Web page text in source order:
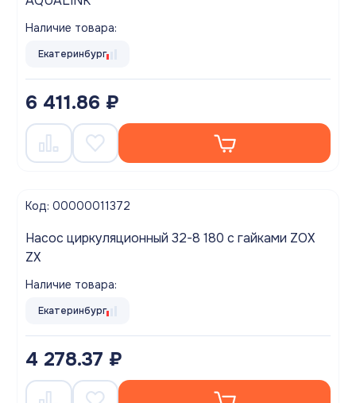
Наличие товара:
Екатеринбург
6 411.86 ₽
Код: 00000011372
Насос циркуляционный 32-8 180 с гайками ZOX
ZX
Наличие товара:
Екатеринбург
4 278.37 ₽